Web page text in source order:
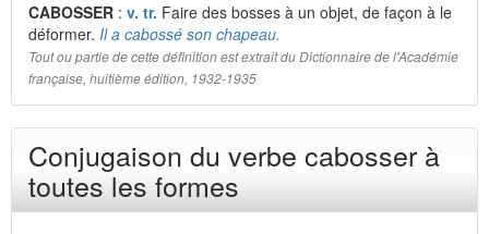
CABOSSER : v. tr. Faire des bosses à un objet, de façon à le
déformer. Il a cabossé son chapeau.
Tout ou partie de cette définition est extrait du Dictionnaire de l'Académie
française, huitième édition, 1932-1935
Conjugaison du verbe cabosser à
toutes les formes